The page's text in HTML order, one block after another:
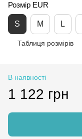
Розмір EUR
S M L
Таблиця розмірів
В наявності
1 122 грн